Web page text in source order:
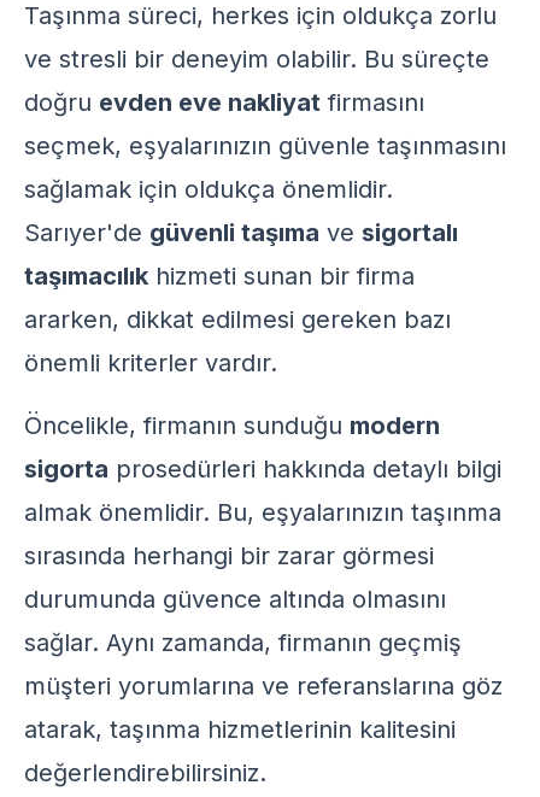
Taşınma süreci, herkes için oldukça zorlu
ve stresli bir deneyim olabilir. Bu süreçte
doğru evden eve nakliyat firmasını
seçmek, eşyalarınızın güvenle taşınmasını
sağlamak için oldukça önemlidir.
Sarıyer'de güvenli taşıma ve sigortalı
taşımacılık hizmeti sunan bir firma
ararken, dikkat edilmesi gereken bazı
önemli kriterler vardır.
Öncelikle, firmanın sunduğu modern
sigorta prosedürleri hakkında detaylı bilgi
almak önemlidir. Bu, eşyalarınızın taşınma
sırasında herhangi bir zarar görmesi
durumunda güvence altında olmasını
sağlar. Aynı zamanda, firmanın geçmiş
müşteri yorumlarına ve referanslarına göz
atarak, taşınma hizmetlerinin kalitesini
değerlendirebilirsiniz.